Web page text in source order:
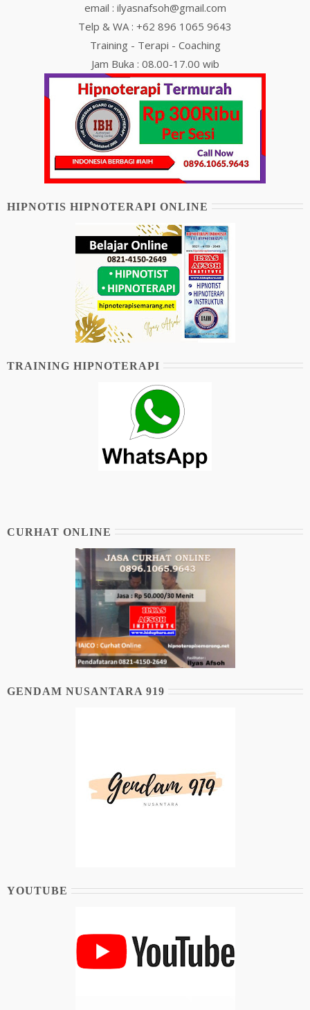
email : ilyasnafsoh@gmail.com
Telp & WA : +62 896 1065 9643
Training - Terapi - Coaching
Jam Buka : 08.00-17.00 wib
HIPNOTIS HIPNOTERAPI ONLINE
TRAINING HIPNOTERAPI
CURHAT ONLINE
GENDAM NUSANTARA 919
YOUTUBE